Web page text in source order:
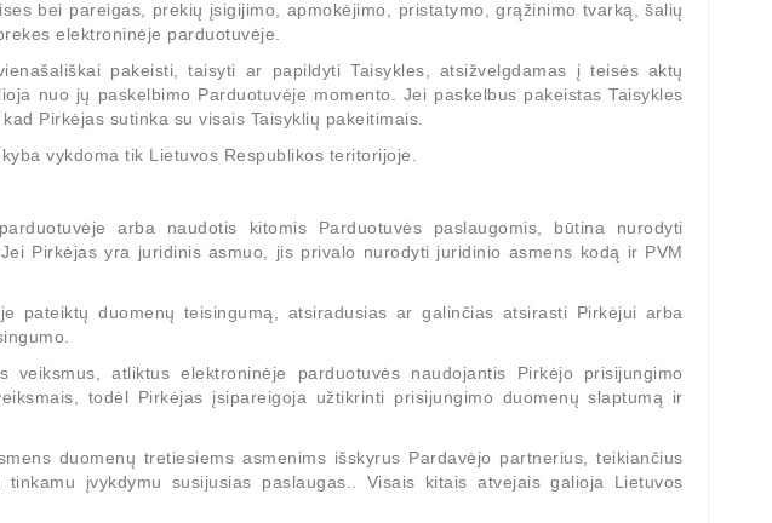
bei pareigas, prekių įsigijimo, apmokėjimo, pristatymo, grąžinimo tvarką, šalių
elektroninėje parduotuvėje.
pakeisti, taisyti ar papildyti Taisykles, atsižvelgdamas į teisės aktų
nuo jų paskelbimo Parduotuvėje momento. Jei paskelbus pakeistas Taisykles
Pirkėjas sutinka su visais Taisyklių pakeitimais.
vykdoma tik Lietuvos Respublikos teritorijoje.
arba naudotis kitomis Parduotuvės paslaugomis, būtina nurodyti
Pirkėjas yra juridinis asmuo, jis privalo nurodyti juridinio asmens kodą ir PVM
pateiktų duomenų teisingumą, atsiradusias ar galinčias atsirasti Pirkėjui arba
atliktus elektroninėje parduotuvės naudojantis Pirkėjo prisijungimo
todėl Pirkėjas įsipareigoja užtikrinti prisijungimo duomenų slaptumą ir
duomenų tretiesiems asmenims išskyrus Pardavėjo partnerius, teikiančius
įvykdymu susijusias paslaugas.. Visais kitais atvejais galioja Lietuvos